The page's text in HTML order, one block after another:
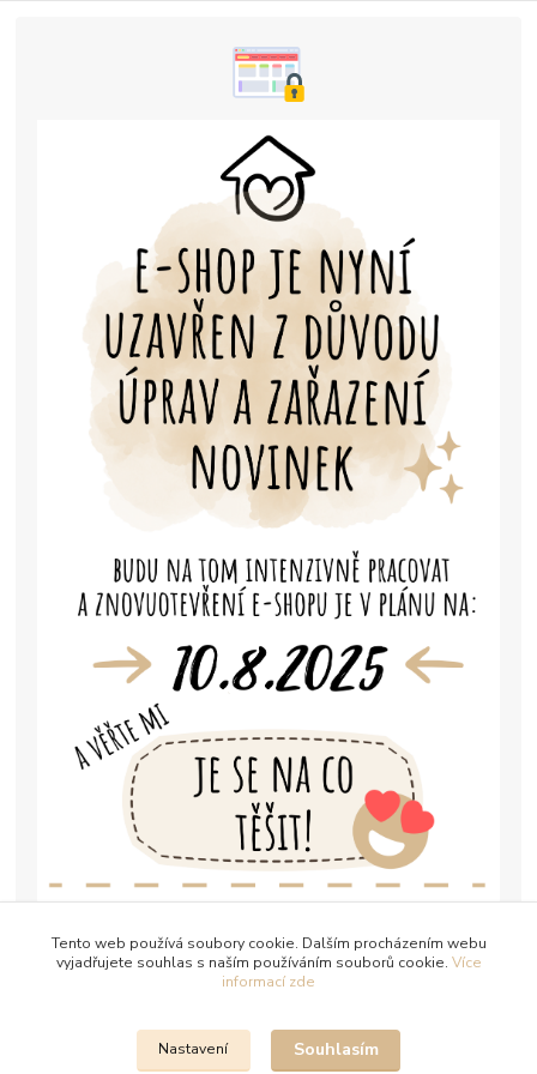
Tento web používá soubory cookie. Dalším procházením webu
vyjadřujete souhlas s naším používáním souborů cookie. Více
informací zde
Nastavení Souhlasím